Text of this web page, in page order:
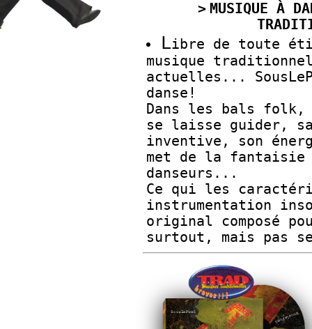
MUSIQUE À
Libre de toute
musique
actuelles...
danse!
Dans les bals
se laisse guider,
inventive, son
met de la fantaisie
danseurs...
Ce qui les
instrumentation
original composé
surtout, mais pas